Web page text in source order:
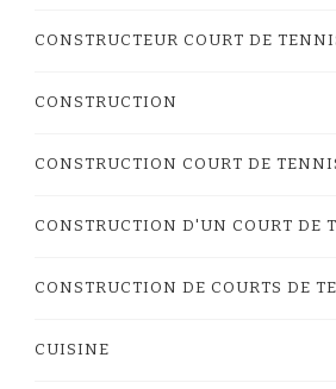
CONSTRUCTEUR COURT DE
CONSTRUCTION
CONSTRUCTION COURT DE
CONSTRUCTION D'UN COURT DE
CONSTRUCTION DE COURTS DE
CUISINE